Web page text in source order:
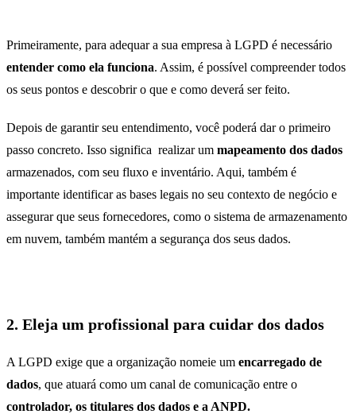
Primeiramente, para adequar a sua empresa à LGPD é necessário
entender como ela funciona. Assim, é possível compreender todos
os seus pontos e descobrir o que e como deverá ser feito.
Depois de garantir seu entendimento, você poderá dar o primeiro
passo concreto. Isso significa realizar um mapeamento dos dados
armazenados, com seu fluxo e inventário. Aqui, também é
importante identificar as bases legais no seu contexto de negócio e
assegurar que seus fornecedores, como o sistema de armazenamento
em nuvem, também mantém a segurança dos seus dados.
2. Eleja um profissional para cuidar dos dados
A LGPD exige que a organização nomeie um encarregado de
dados, que atuará como um canal de comunicação entre o
controlador, os titulares dos dados e a ANPD.